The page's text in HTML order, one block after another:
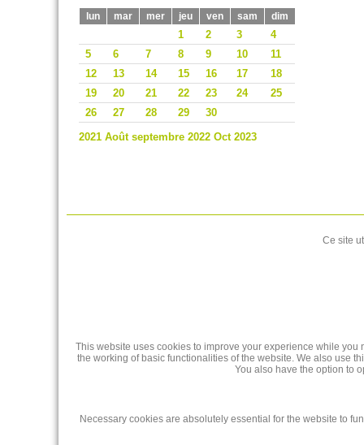
lun mar mer jeu ven sam dim
1 2 3
4
5
6 7 8 9 10
11
12
13 14 15 16 17
18
19
20 21 22 23 24
25
26
27 28 29
30
2021 Août septembre 2022 Oct 2023
Ce site
This website uses cookies to improve your experience while
the working of basic functionalities of the website. We also use
You also have the option to
Necessary cookies are absolutely essential for the website to